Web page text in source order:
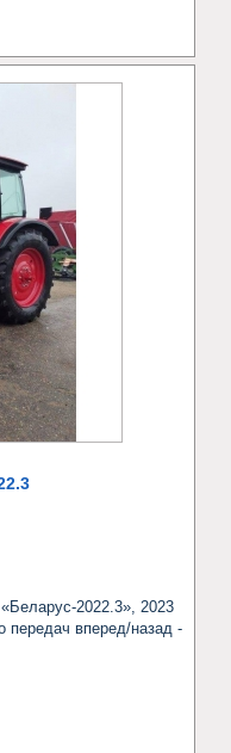
2022.3», 2023
передач вперед/назад -